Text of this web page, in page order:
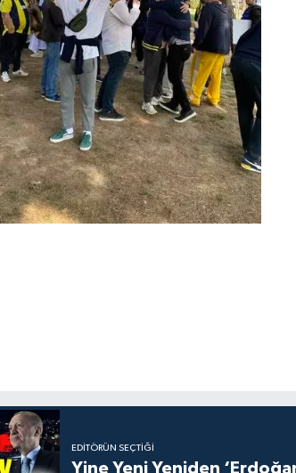
EDITÖRÜN SEÇTIĞI
Yine Yeni Yeniden